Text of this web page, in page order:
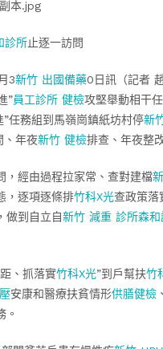
診所止逐一訪問
3新竹 出國備藥0日訊（記者
”員工診所 健檢攻堅舉動相干
”任務組到馬嶺崗鎮紙坊村停新
、年夜新竹 健檢排查、年夜整
，經由過程拉家常、查對建檔
，逐項逐條排竹科X光查政策落
做到自立自新竹 減重 診所森和
、抓落實竹科X光”到戶幫扶竹
安康和醫療扶貧情形供膳健檢
。